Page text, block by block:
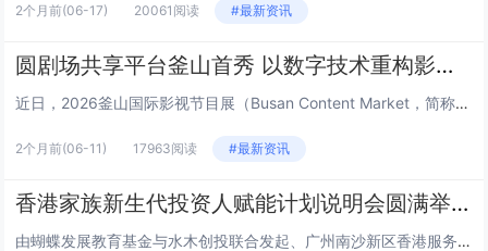
2个月前(06-17) 20061阅读 #最新资讯
圆剧场共享平台釜山首秀 以数字技术重构影视产业新生态
近日，2026釜山国际影视节目展（Busan Content Market，简称BCM）在韩国釜山BEXCO会展中心盛大...
2个月前(06-11) 17963阅读 #最新资讯
香港家族新生代投资人赋能计划说明会圆满举行
由蝴蝶发展教育基金与水木创投联合发起、广州南沙新区香港服务中心支持的“香港家族新生代投资人赋能计划”说明会，于6月2日下...